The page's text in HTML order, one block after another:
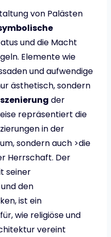
von Palästen
und die Macht
Elemente wie
und aufwendige
ästhetisch, sondern
der
repräsentiert die
in der
sondern auch >die
Herrschaft. Der
seiner
den
ist ein
wie religiöse und
vereint